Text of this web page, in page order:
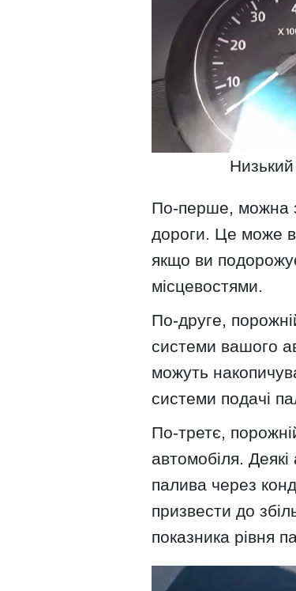
По-перше, можна
дороги. Це може
якщо ви
місцевостями.
По-друге,
системи вашого
можуть
системи подачі
По-третє,
автомобіля. Деякі
палива через
призвести до
показника рівня